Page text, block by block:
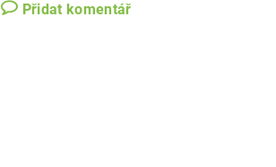
Přidat komentář